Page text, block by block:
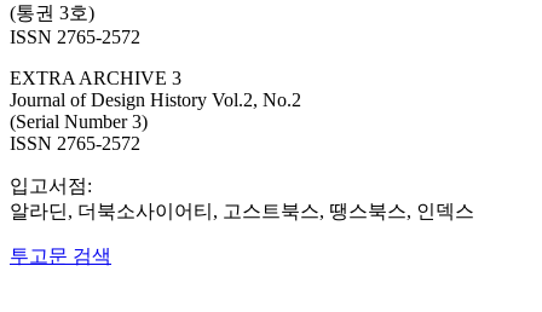
(통권 3호)
ISSN 2765-2572
EXTRA ARCHIVE 3
Journal of Design History Vol.2, No.2
(Serial Number 3)
ISSN 2765-2572
입고서점:
알라딘, 더북소사이어티, 고스트북스, 땡스북스, 인덱스
투고문 검색